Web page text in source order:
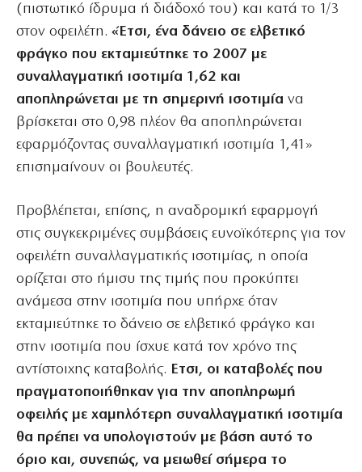
(πιστωτικό ίδρυμα ή διάδοχό του) και κατά το 1/3
στον οφειλέτη. «Έτσι, ένα δάνειο σε ελβετικό
φράγκο που εκταμιεύτηκε το 2007 με
συναλλαγματική ισοτιμία 1,62 και
αποπληρώνεται με τη σημερινή ισοτιμία να
βρίσκεται στο 0,98 πλέον θα αποπληρώνεται
εφαρμόζοντας συναλλαγματική ισοτιμία 1,41»
επισημαίνουν οι βουλευτές.
Προβλέπεται, επίσης, η αναδρομική εφαρμογή
στις συγκεκριμένες συμβάσεις ευνοϊκότερης για τον
οφειλέτη συναλλαγματικής ισοτιμίας, η οποία
ορίζεται στο ήμισυ της τιμής που προκύπτει
ανάμεσα στην ισοτιμία που υπήρχε όταν
εκταμιεύτηκε το δάνειο σε ελβετικό φράγκο και
στην ισοτιμία που ίσχυε κατά τον χρόνο της
αντίστοιχης καταβολής. Ετσι, οι καταβολές που
πραγματοποιήθηκαν για την αποπληρωμή
οφειλής με χαμηλότερη συναλλαγματική ισοτιμία
θα πρέπει να υπολογιστούν με βάση αυτό το
όριο και, συνεπώς, να μειωθεί σήμερα το